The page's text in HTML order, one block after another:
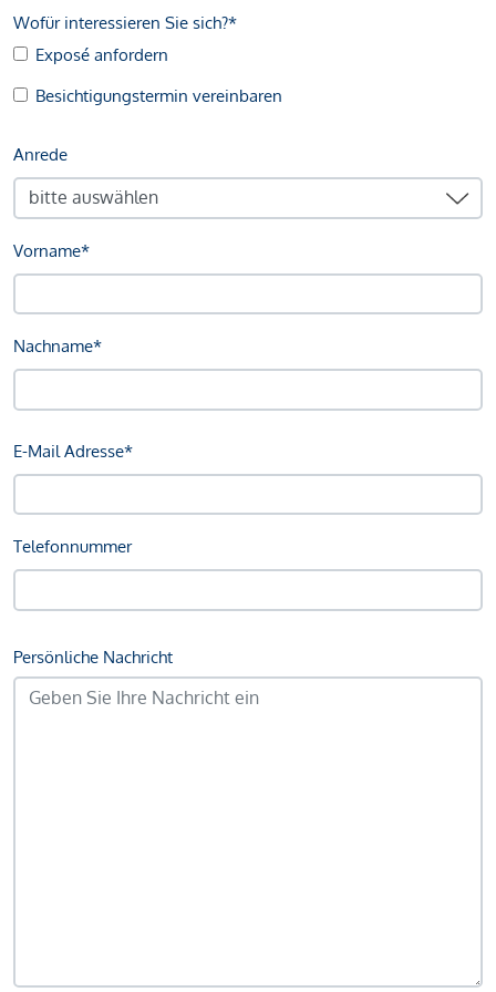
Wofür interessieren Sie sich?*
Exposé anfordern
Besichtigungstermin vereinbaren
Anrede
Vorname*
Nachname*
E-Mail Adresse*
Telefonnummer
Persönliche Nachricht